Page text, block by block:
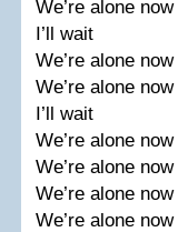
We’re alone now
I’ll wait
We’re alone now
We’re alone now
I’ll wait
We’re alone now
We’re alone now
We’re alone now
We’re alone now